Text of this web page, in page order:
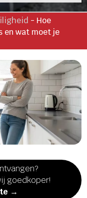
- Hoe
en wat moet je
goedkoper!
→